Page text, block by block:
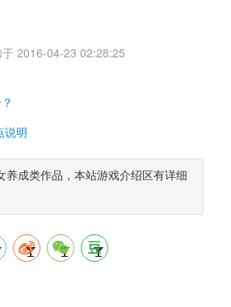
2016-04-23 02:28:25
说明
养成类作品，本站游戏介绍区有详细